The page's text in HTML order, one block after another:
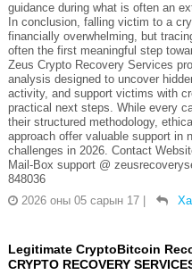
guidance during what is often an
In conclusion, falling victim to a
financially overwhelming, but
often the first meaningful step
Zeus Crypto Recovery Services
analysis designed to uncover
activity, and support victims with
practical next steps. While every
their structured methodology,
approach offer valuable support in
challenges in 2026. Contact
Mail-Box support @
848036
2026 оны 05 сарын 17 |
Legitimate CryptoBitcoin
CRYPTO RECOVERY